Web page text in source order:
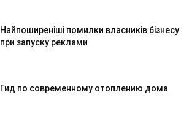
Найпоширеніші помилки власників бізнесу
при запуску реклами
Гид по современному отоплению дома